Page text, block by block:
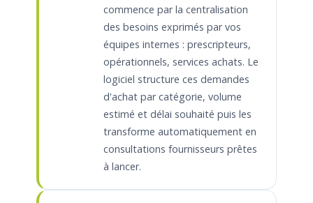
commence par la centralisation
des besoins exprimés par vos
équipes internes : prescripteurs,
opérationnels, services achats. Le
logiciel structure ces demandes
d'achat par catégorie, volume
estimé et délai souhaité puis les
transforme automatiquement en
consultations fournisseurs prêtes
à lancer.